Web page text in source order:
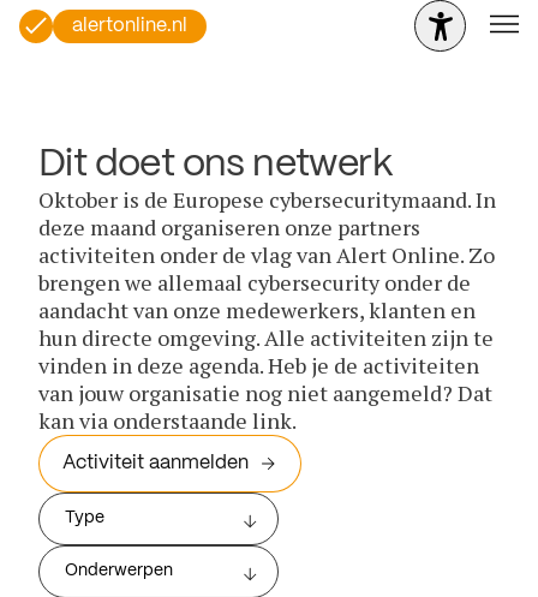
alertonline.nl
Dit doet ons netwerk
Oktober is de Europese cybersecuritymaand. In
deze maand organiseren onze partners
activiteiten onder de vlag van Alert Online. Zo
brengen we allemaal cybersecurity onder de
aandacht van onze medewerkers, klanten en
hun directe omgeving. Alle activiteiten zijn te
vinden in deze agenda. Heb je de activiteiten
van jouw organisatie nog niet aangemeld? Dat
kan via onderstaande link.
Activiteit aanmelden
Type
Onderwerpen